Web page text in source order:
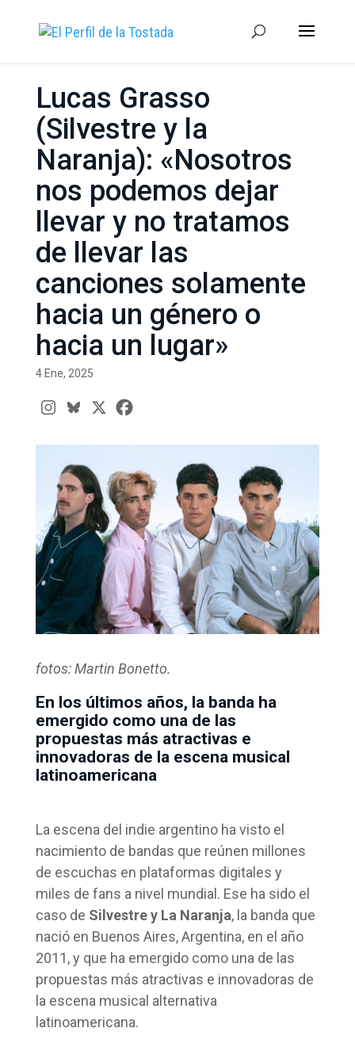
Lucas Grasso
(Silvestre y la
Naranja): «Nosotros
nos podemos dejar
llevar y no tratamos
de llevar las
canciones solamente
hacia un género o
hacia un lugar»
4 Ene, 2025
fotos: Martin Bonetto.
En los últimos años, la banda ha
emergido como una de las
propuestas más atractivas e
innovadoras de la escena musical
latinoamericana
La escena del indie argentino ha visto el
nacimiento de bandas que reúnen millones
de escuchas en plataformas digitales y
miles de fans a nivel mundial. Ese ha sido el
caso de Silvestre y La Naranja, la banda que
nació en Buenos Aires, Argentina, en el año
2011, y que ha emergido como una de las
propuestas más atractivas e innovadoras de
la escena musical alternativa
latinoamericana.